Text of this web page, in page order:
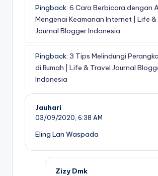
Pingback: 6 Cara Berbicara dengan
Mengenai Keamanan Internet | Life &
Journal Blogger Indonesia
Pingback: 3 Tips Melindungi
di Rumah | Life & Travel Journal
Indonesia
Jauhari
03/09/2020, 6:38 AM
Eling Lan Waspada
Zizy Dmk